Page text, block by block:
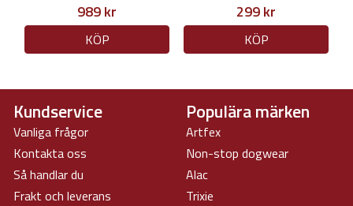
989 kr
KÖP
299 kr
KÖP
Kundservice
Vanliga frågor
Kontakta oss
Så handlar du
Frakt och leverans
Populära märken
Artfex
Non-stop dogwear
Alac
Trixie